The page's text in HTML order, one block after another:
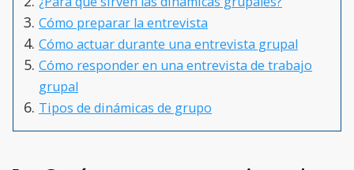
Cómo preparar la entrevista
Cómo actuar durante una entrevista grupal
Cómo responder en una entrevista de trabajo
grupal
Tipos de dinámicas de grupo